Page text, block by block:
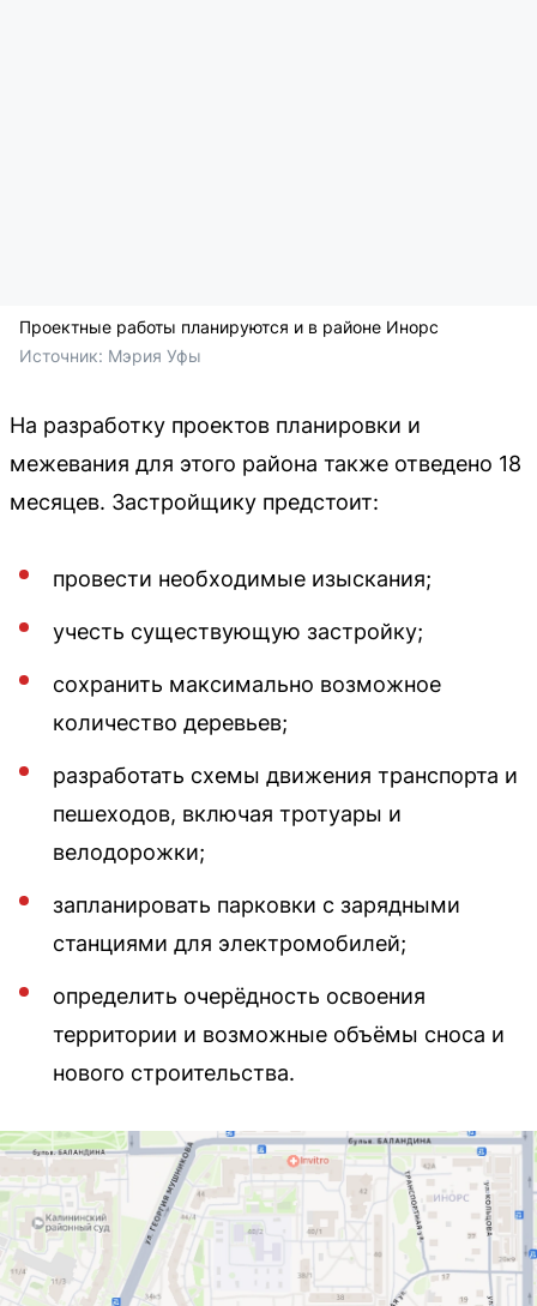
Проектные работы планируются и в районе Инорс
Источник: Мэрия Уфы
На разработку проектов планировки и
межевания для этого района также отведено 18
месяцев. Застройщику предстоит:
провести необходимые изыскания;
учесть существующую застройку;
сохранить максимально возможное
количество деревьев;
разработать схемы движения транспорта и
пешеходов, включая тротуары и
велодорожки;
запланировать парковки с зарядными
станциями для электромобилей;
определить очерёдность освоения
территории и возможные объёмы сноса и
нового строительства.